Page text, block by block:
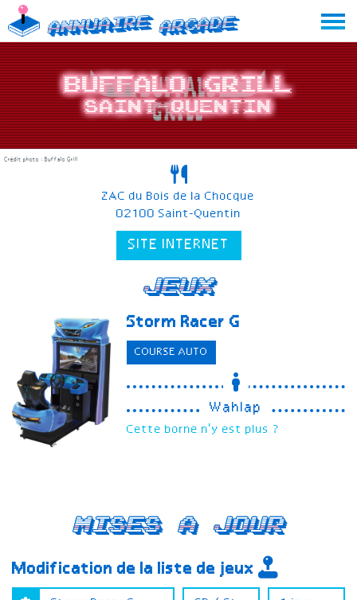
Skip
to
content
Annuaire Arcade
Buffalo Grill
Saint-Quentin
Crédit photo : Buffalo Grill
ZAC du Bois de la Chocque
02100 Saint-Quentin
SITE INTERNET
Jeux
Storm Racer G
COURSE AUTO
Wahlap
Cette borne n'y est plus ?
Mises a jour
Modification de la liste de jeux